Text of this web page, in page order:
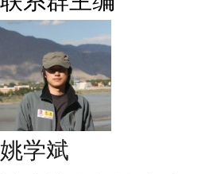
姚学斌